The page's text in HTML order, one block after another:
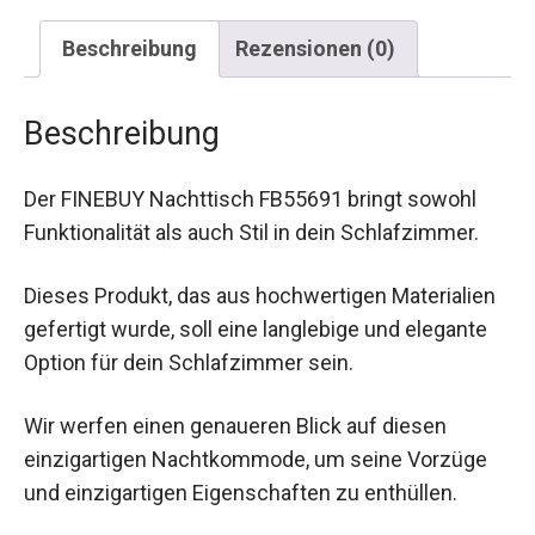
Beschreibung Rezensionen (0)
Beschreibung
Der FINEBUY Nachttisch FB55691 bringt sowohl
Funktionalität als auch Stil in dein Schlafzimmer.
Dieses Produkt, das aus hochwertigen Materialien
gefertigt wurde, soll eine langlebige und elegante
Option für dein Schlafzimmer sein.
Wir werfen einen genaueren Blick auf diesen
einzigartigen Nachtkommode, um seine Vorzüge
und einzigartigen Eigenschaften zu enthüllen.